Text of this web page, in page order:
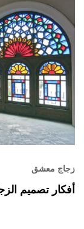
زجاج معشق
أفكار تصميم